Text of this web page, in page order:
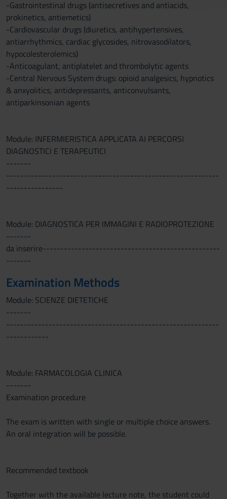
raccolto dal tuo utilizzo dei loro servizi.
-Gastrointestinal drugs (antisecretives and antiacids,
prokinetics, antiemetics)
-Cardiovascular drugs (diuretics, antihypertensives,
antiarrhythmics, cardiac glycosides, nitrovasodilators,
hypocolesterolemics)
-Anticoagulant, antiplatelet and thrombolytic agents
-Central Nervous System drugs: opioid analgesics, hypnotics
& anxyolitics, antidepressants, anticonvulsants,
antiparkinsonian agents
Module: INFERMIERISTICA APPLICATA AI PERCORSI
DIAGNOSTICI E TERAPEUTICI
-------
------------------------------------------------------------
----------------
Module: DIAGNOSTICA PER IMMAGINI E RADIOPROTEZIONE
-------
da inserire--------------------------------------------------
-------
Examination Methods
Module: SCIENZE DIETETICHE
-------
------------------------------------------------------------
------------
Module: FARMACOLOGIA CLINICA
-------
Examination procedure
The exam is written with single or multiple choice answers.
An oral integration will be possible.
Recommended textbook
Together with the available lecture note, the student could